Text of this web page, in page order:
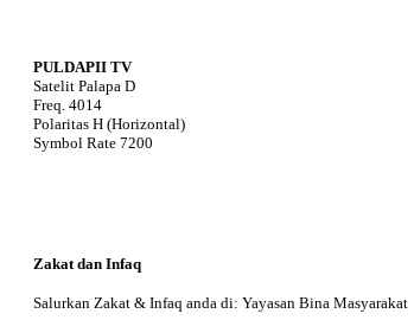
PULDAPII TV
Satelit Palapa D
Freq. 4014
Polaritas H (Horizontal)
Symbol Rate 7200
Zakat dan Infaq
Salurkan Zakat & Infaq anda di: Yayasan Bina Masyarakat